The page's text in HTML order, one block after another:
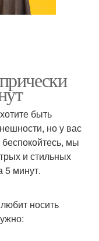
быть
но у вас
мы
и стильных
5 минут.
носить